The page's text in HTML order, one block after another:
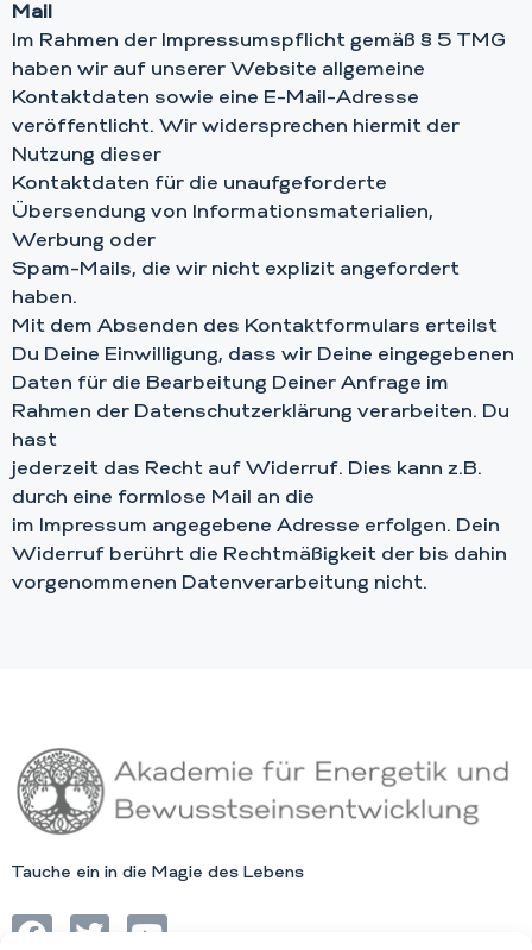
Mail
Im Rahmen der Impressumspflicht gemäß § 5 TMG
haben wir auf unserer Website allgemeine
Kontaktdaten sowie eine E-Mail-Adresse
veröffentlicht. Wir widersprechen hiermit der
Nutzung dieser
Kontaktdaten für die unaufgeforderte
Übersendung von Informationsmaterialien,
Werbung oder
Spam-Mails, die wir nicht explizit angefordert
haben.
Mit dem Absenden des Kontaktformulars erteilst
Du Deine Einwilligung, dass wir Deine eingegebenen
Daten für die Bearbeitung Deiner Anfrage im
Rahmen der Datenschutzerklärung verarbeiten. Du
hast
jederzeit das Recht auf Widerruf. Dies kann z.B.
durch eine formlose Mail an die
im Impressum angegebene Adresse erfolgen. Dein
Widerruf berührt die Rechtmäßigkeit der bis dahin
vorgenommenen Datenverarbeitung nicht.
Tauche ein in die Magie des Lebens